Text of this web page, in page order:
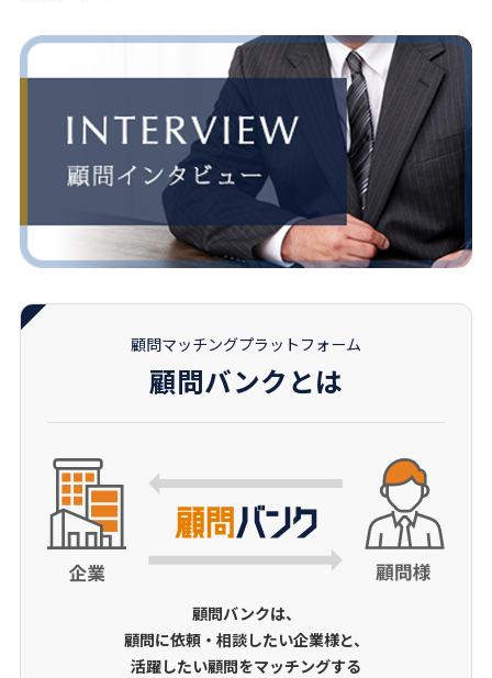
顧問マッチングプラットフォーム
顧問バンクとは
顧問バンクは、
顧問に依頼・相談したい企業様と、
活躍したい顧問をマッチングする